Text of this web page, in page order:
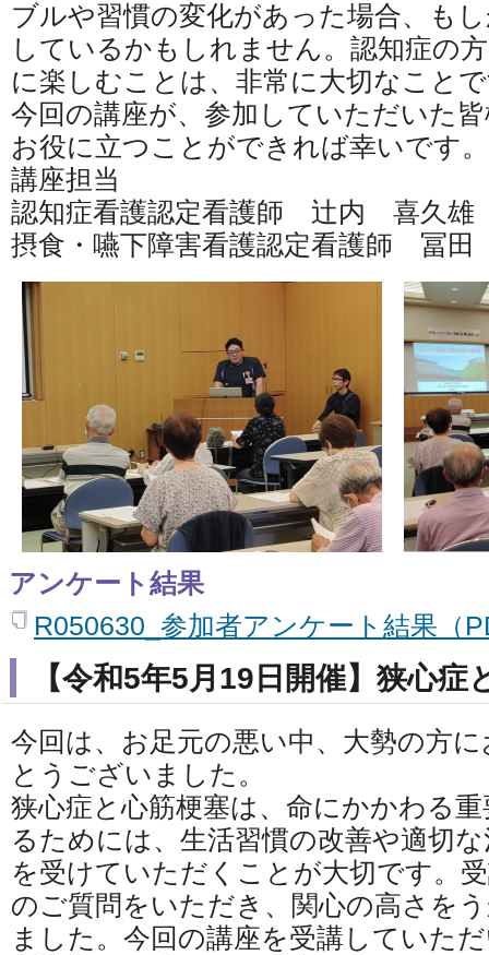
ブルや習慣の変化があった場合、も
しているかもしれません。認知症の
に楽しむことは、非常に大切なこと
今回の講座が、参加していただいた
お役に立つことができれば幸いです。
講座担当
認知症看護認定看護師 辻内 喜久雄
摂食・嚥下障害看護認定看護師 冨
アンケート結果
R050630_参加者アンケート結果（
【令和5年5月19日開催】狭心症
今回は、お足元の悪い中、大勢の方
とうございました。
狭心症と心筋梗塞は、命にかかわる
るためには、生活習慣の改善や適切
を受けていただくことが大切です。
のご質問をいただき、関心の高さを
ました。今回の講座を受講していた